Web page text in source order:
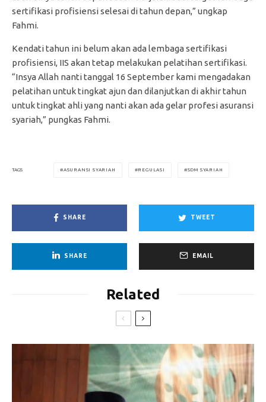
sertifikasi profisiensi selesai di tahun depan,” ungkap
Fahmi.
Kendati tahun ini belum akan ada lembaga sertifikasi
profisiensi, IIS akan tetap melakukan pelatihan sertifikasi.
“Insya Allah nanti tanggal 16 September kami mengadakan
pelatihan untuk tingkat ajun dan dilanjutkan di akhir tahun
untuk tingkat ahli yang nanti akan ada gelar profesi asuransi
syariah,” pungkas Fahmi.
TAGS ASURANSI SYARIAH REGULASI SDM SYARIAH
SHARE TWEET
SHARE EMAIL
Related